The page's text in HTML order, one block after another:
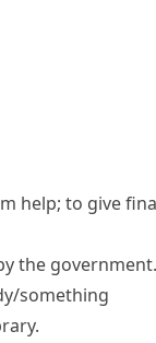
help; to give
the government.
something